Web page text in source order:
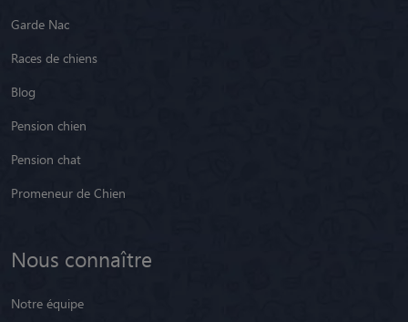
Garde Nac
Races de chiens
Blog
Pension chien
Pension chat
Promeneur de Chien
Nous connaître
Notre équipe